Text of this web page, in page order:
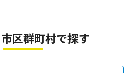
区群町村で探す